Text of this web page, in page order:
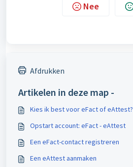
Nee
Afdrukken
Artikelen in deze map -
Kies ik best voor eFact of eAttest?
Opstart account: eFact - eAttest
Een eFact-contact registreren
Een eAttest aanmaken